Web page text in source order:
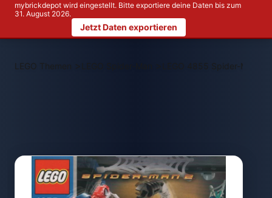
mybrickdepot wird eingestellt. Bitte exportiere deine Daten bis zum
31. August 2026.
Jetzt Daten exportieren
LEGO Themen > LEGO 4855 Spider-Man's